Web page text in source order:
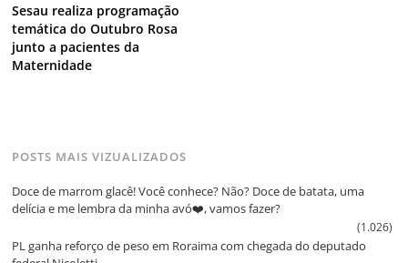
Sesau realiza programação
temática do Outubro Rosa
junto a pacientes da
Maternidade
POSTS MAIS VIZUALIZADOS
Doce de marrom glacê! Você conhece? Não? Doce de batata, uma
delícia e me lembra da minha avó❤️, vamos fazer?
(1.026)
PL ganha reforço de peso em Roraima com chegada do deputado